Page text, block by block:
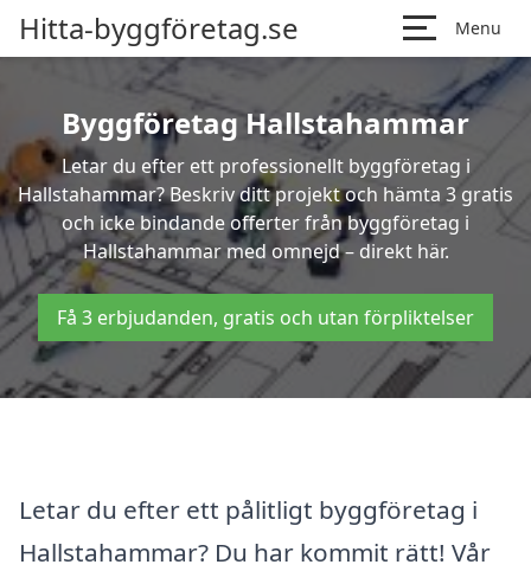
Hitta-byggföretag.se Menu
Byggföretag Hallstahammar
Letar du efter ett professionellt byggföretag i
Hallstahammar? Beskriv ditt projekt och hämta 3 gratis
och icke bindande offerter från byggföretag i
Hallstahammar med omnejd – direkt här.
Få 3 erbjudanden, gratis och utan förpliktelser
Letar du efter ett pålitligt byggföretag i
Hallstahammar? Du har kommit rätt! Vår